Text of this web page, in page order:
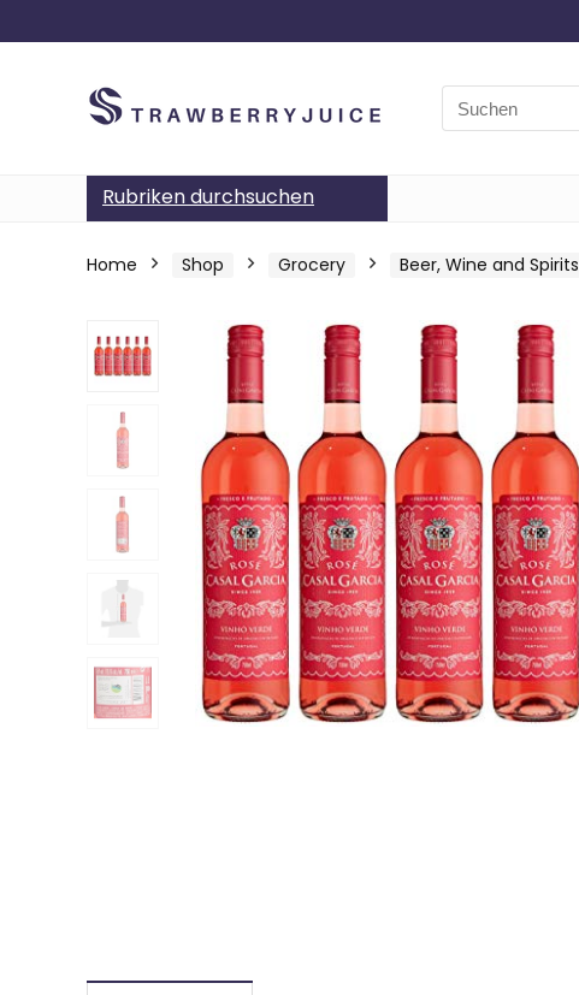
Search
for:
Rubriken durchsuchen
Home Shop Grocery Beer, Wine and Spirits